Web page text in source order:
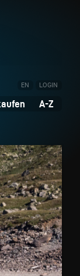
EN LOGIN
A-Z